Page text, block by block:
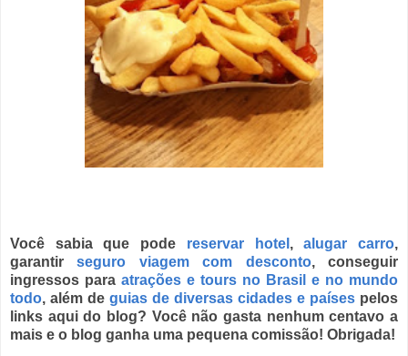
Você sabia que pode reservar hotel ,alugar carro,
garantirseguro viagem com desconto,conseguir
ingressos para atrações e tours no Brasil e no mundo
todo, além de guias de diversas cidades e países pelos
links aqui do blog? Você não gasta nenhum centavo a
mais e o blog ganha uma pequena comissão! Obrigada!